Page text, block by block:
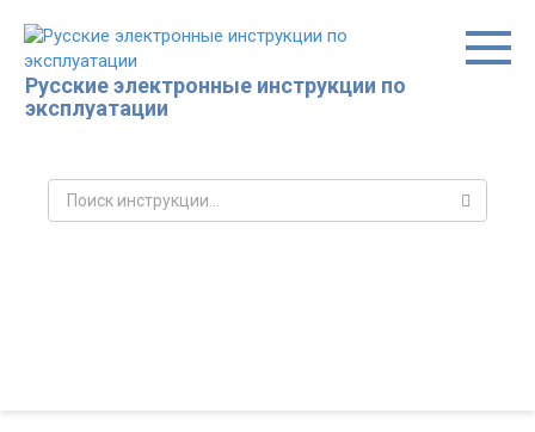
контенту
Русские электронные инструкции по
эксплуатации
Поиск: